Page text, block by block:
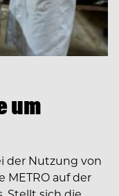
um
der Nutzung von
METRO auf der